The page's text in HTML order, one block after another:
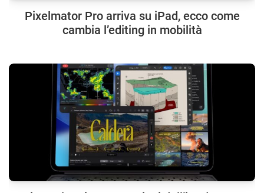
Pixelmator Pro arriva su iPad, ecco come
cambia l’editing in mobilità